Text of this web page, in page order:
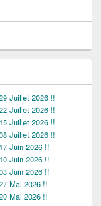
Juillet 2026 !!
Juillet 2026 !!
Juillet 2026 !!
Juillet 2026 !!
Juin 2026 !!
Juin 2026 !!
Juin 2026 !!
Mai 2026 !!
Mai 2026 !!